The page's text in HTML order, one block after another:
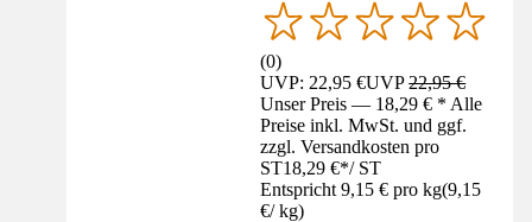
(0)
UVP: 22,95 €UVP22,95 €
Unser Preis — 18,29 € * Alle
Preise inkl. MwSt. und ggf.
zzgl. Versandkosten pro
ST18,29 €*/ ST
Entspricht 9,15 € pro kg(9,15
€/ kg)